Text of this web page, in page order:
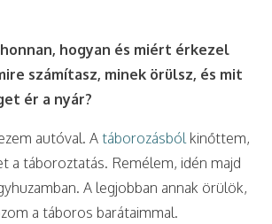
hogyan és miért érkezel
számítasz, minek örülsz, és mit
ér a nyár?
autóval. Atáborozásból kinőttem,
a táboroztatás. Remélem, idén majd
A legjobban annak örülök,
a táboros barátaimmal.